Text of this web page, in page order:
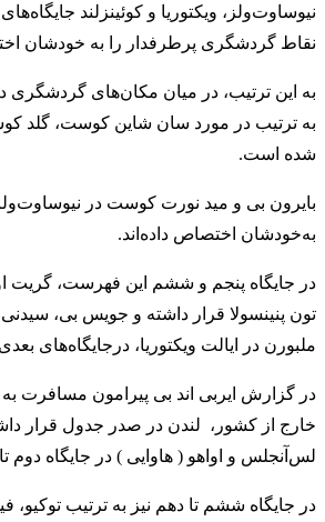
نیوساوت‌ولز، ویکتوریا و کوئینزلند
نقاط گردشگری پرطرفدار را به خودشان
به این ترتیب، در میان مکان‌های گردشگری
به ترتیب در مورد سان شاین کوست، گلد
شده است.
بایرون بی و مید نورت کوست در نیو‌ساوت‌ولز
به‌خودشان اختصاص داده‌اند.
در جایگاه پنجم و ششم این فهرست، گریت
تون پنینسولا قرار داشته و جویس بی‌،
ملبورن در ایالت ویکتوریا، درجایگاه‌های
در گزارش ایربی اند بی پیرامون مسافرت
خارج از کشور، لندن در صدر جدول قرار
لس‌آنجلس و اواهو ( هاوایی ) در جایگاه دوم
در جایگاه ششم تا دهم نیز به ترتیب توکیو،